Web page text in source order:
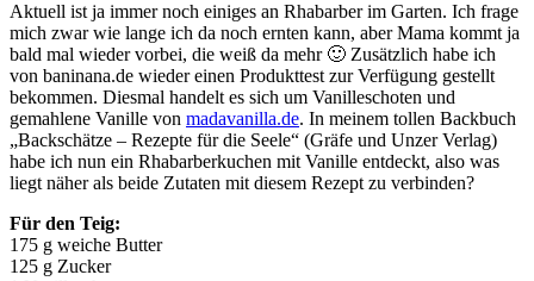
Aktuell ist ja immer noch einiges an Rhabarber im Garten. Ich frage
mich zwar wie lange ich da noch ernten kann, aber Mama kommt ja
bald mal wieder vorbei, die weiß da mehr 🙂 Zusätzlich habe ich
von baninana.de wieder einen Produkttest zur Verfügung gestellt
bekommen. Diesmal handelt es sich um Vanilleschoten und
gemahlene Vanille von madavanilla.de. In meinem tollen Backbuch
„Backschätze – Rezepte für die Seele“ (Gräfe und Unzer Verlag)
habe ich nun ein Rhabarberkuchen mit Vanille entdeckt, also was
liegt näher als beide Zutaten mit diesem Rezept zu verbinden?
Für den Teig:
175 g weiche Butter
125 g Zucker